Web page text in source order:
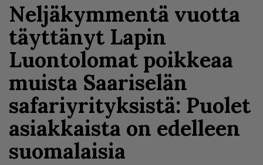
Neljäkymmentä vuotta
täyttänyt Lapin
Luontolomat poikkeaa
muista Saariselän
safariyrityksistä: Puolet
asiakkaista on edelleen
suomalaisia